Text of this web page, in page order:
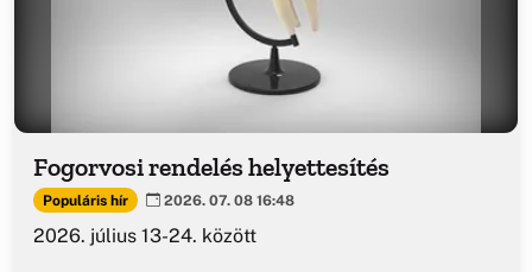
Fogorvosi rendelés helyettesítés
Populáris hír 2026. 07. 08 16:48
2026. július 13-24. között